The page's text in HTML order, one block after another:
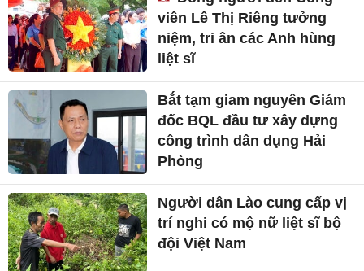
viên Lê Thị Riêng tưởng
niệm, tri ân các Anh hùng
liệt sĩ
Bắt tạm giam nguyên Giám
đốc BQL đầu tư xây dựng
công trình dân dụng Hải
Phòng
Người dân Lào cung cấp vị
trí nghi có mộ nữ liệt sĩ bộ
đội Việt Nam